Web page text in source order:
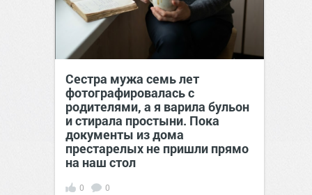
Сестра мужа семь лет
фотографировалась с
родителями, а я варила бульон
и стирала простыни. Пока
документы из дома
престарелых не пришли прямо
на наш стол
0 0